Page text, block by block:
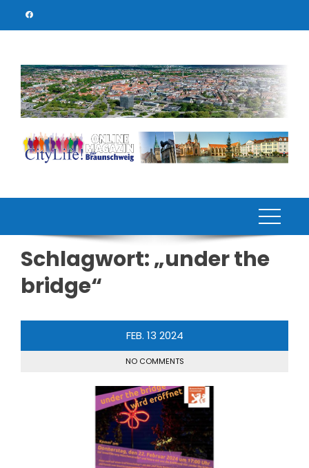
Schlagwort:„under the
bridge“
FEB. 13 2024
NO COMMENTS